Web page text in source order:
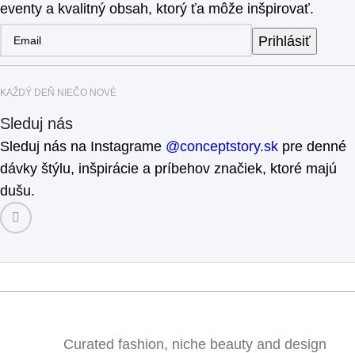
eventy a kvalitný obsah, ktorý ťa môže inšpirovať.
Prihlásiť
KAŽDÝ DEŇ NIEČO NOVÉ
Sleduj nás
Sleduj nás na Instagrame @conceptstory.sk pre denné
dávky štýlu, inšpirácie a príbehov značiek, ktoré majú
dušu.
Curated fashion, niche beauty and design